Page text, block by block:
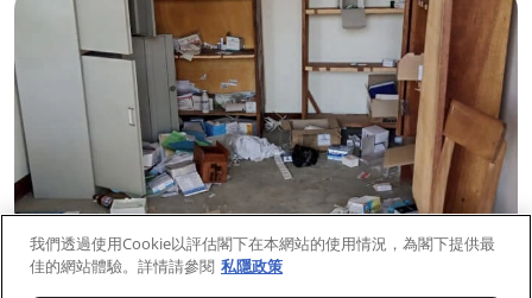
我們透過使用Cookie以評估閣下在本網站的使用情況，為閣下提供最
佳的網站體驗。詳情請參閱 私隱政策